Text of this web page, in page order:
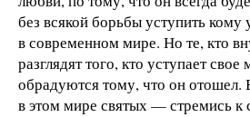
без всякой борьбы уступить кому
в современном мире. Но те, кто
разглядят того, кто уступает
обрадуются тому, что он отошел.
в этом мире святых — стремись к